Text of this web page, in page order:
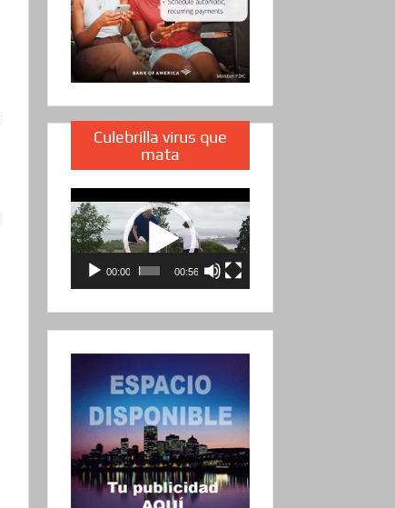
Culebrilla virus que
mata
Reproductor
de
vídeo
00:00 00:56